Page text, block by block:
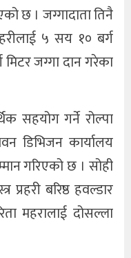
छ । जग्गादाता तिनै
५ सय १० बर्ग
जग्गा दान गरेका
सहयोग गर्ने रोल्पा
डिभिजन कार्यालय
गरिएको छ । सोही
बरिष्ठ हवल्डार
महरालाई दोसल्ला